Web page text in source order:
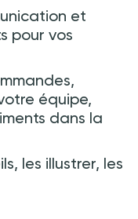
et
pour vos
équipe,
dans la
les illustrer, les